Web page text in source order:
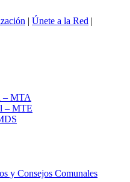
| Únete a la Red |
– MTA
– MTE
y Consejos Comunales